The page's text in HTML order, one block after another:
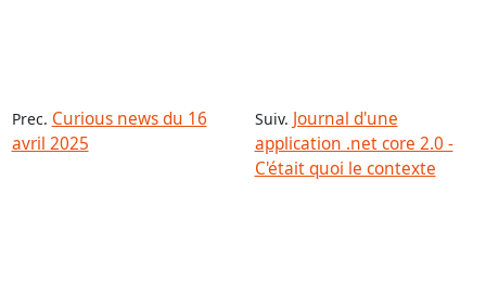
Prec. Curious news du 16
avril 2025
Suiv. Journal d'une
application .net core 2.0 -
C'était quoi le contexte